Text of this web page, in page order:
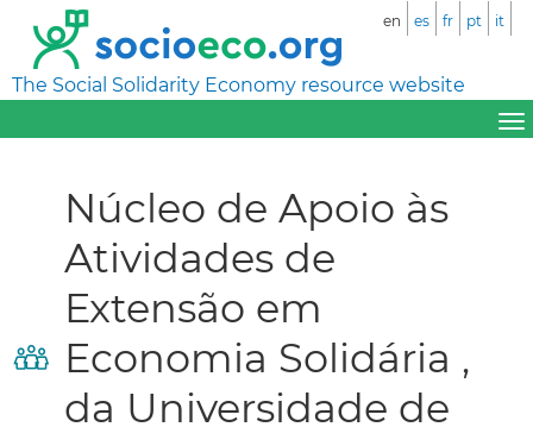
The Social Solidarity Economy resource website
en es fr pt it
Núcleo de Apoio às
Atividades de
Extensão em
Economia Solidária ,
da Universidade de